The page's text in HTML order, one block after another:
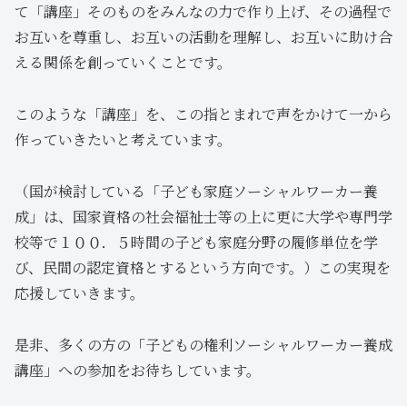
て「講座」そのものをみんなの力で作り上げ、その過程で
お互いを尊重し、お互いの活動を理解し、お互いに助け合
える関係を創っていくことです。
このような「講座」を、この指とまれで声をかけて一から
作っていきたいと考えています。
（国が検討している「子ども家庭ソーシャルワーカー養
成」は、国家資格の社会福祉士等の上に更に大学や専門学
校等で１００．５時間の子ども家庭分野の履修単位を学
び、民間の認定資格とするという方向です。）この実現を
応援していきます。
是非、多くの方の「子どもの権利ソーシャルワーカー養成
講座」への参加をお待ちしています。